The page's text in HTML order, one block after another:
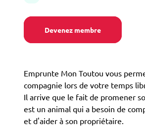
Devenez membre
Emprunte Mon Toutou vous
compagnie lors de votre temps
Il arrive que le fait de promener
est un animal qui a besoin de
et d'aider à son propriétaire.